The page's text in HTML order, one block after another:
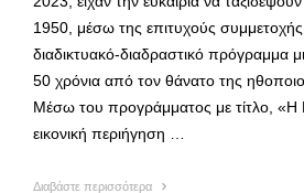
1950, μέσω της επιτυχούς
διαδικτυακό-διαδραστικό πρόγραμμα
50 χρόνια από τον θάνατο της
Μέσω του προγράμματος με τίτλο, «Η
εικονική περιήγηση …
Διαβάστε περισσότερα